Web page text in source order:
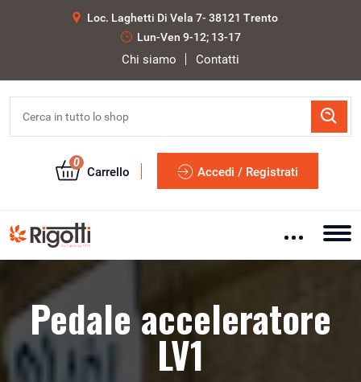
Loc. Laghetti Di Vela 7- 38121 Trento
Lun-Ven 9-12; 13-17
Chi siamo Contatti
0
Carrello Accedi / Registrati
Pedale acceleratore
LV1